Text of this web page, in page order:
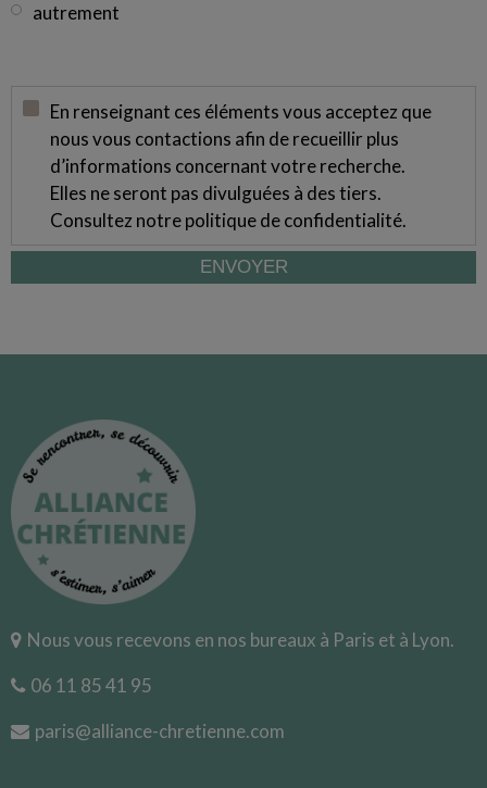
autrement
En renseignant ces éléments vous acceptez que
nous vous contactions afin de recueillir plus
d’informations concernant votre recherche.
Elles ne seront pas divulguées à des tiers.
Consultez notrepolitique de confidentialité.
Nous vous recevons en nos bureaux à Paris et à Lyon.
06 11 85 41 95
paris@alliance-chretienne.com